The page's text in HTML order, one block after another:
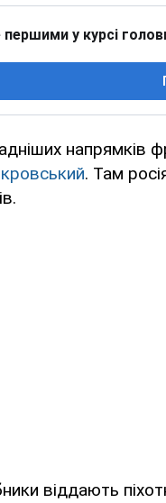
у курсі
напрямків
. Там
віддають